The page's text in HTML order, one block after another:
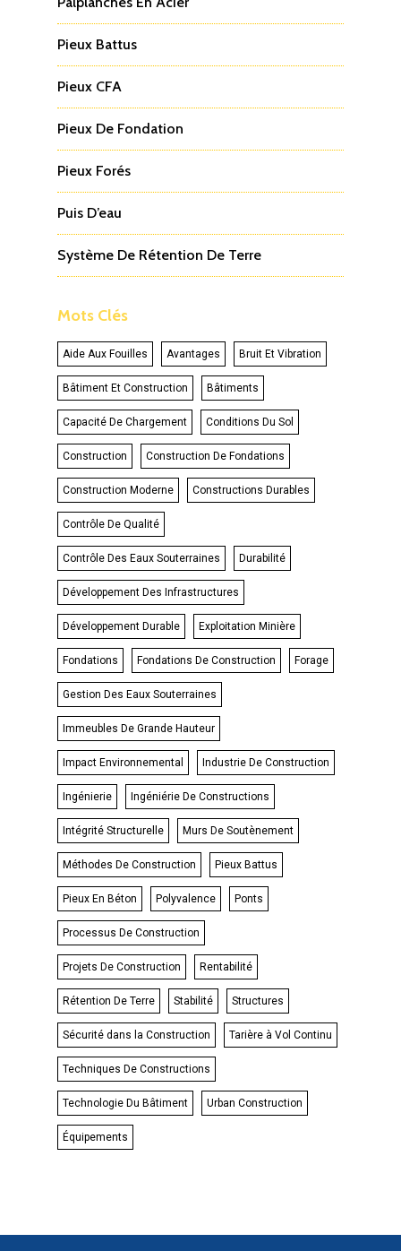
Pieux Battus
Pieux CFA
Pieux De Fondation
Pieux Forés
Puis D’eau
Système De Rétention De Terre
Mots Clés
Aide Aux Fouilles Avantages Bruit Et Vibration
Bâtiment Et Construction Bâtiments
Capacité De Chargement Conditions Du Sol
Construction Construction De Fondations
Construction Moderne Constructions Durables
Contrôle De Qualité
Contrôle Des Eaux Souterraines Durabilité
Développement Des Infrastructures
Développement Durable Exploitation Minière
Fondations Fondations De Construction Forage
Gestion Des Eaux Souterraines
Immeubles De Grande Hauteur
Impact Environnemental Industrie De Construction
Ingénierie Ingéniérie De Constructions
Intégrité Structurelle Murs De Soutènement
Méthodes De Construction Pieux Battus
Pieux En Béton Polyvalence Ponts
Processus De Construction
Projets De Construction Rentabilité
Rétention De Terre Stabilité Structures
Sécurité dans la Construction Tarière à Vol Continu
Techniques De Constructions
Technologie Du Bâtiment Urban Construction
Équipements